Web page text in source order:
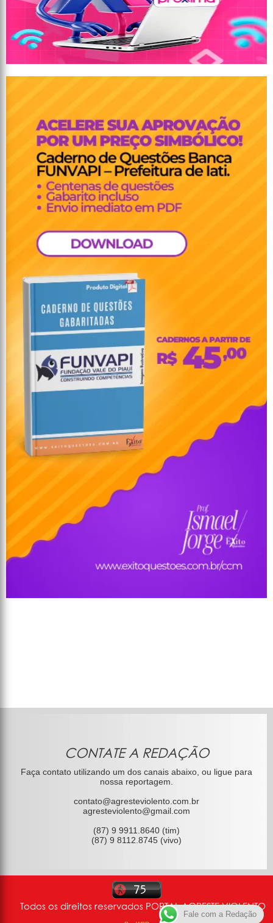
CONTATE A REDAÇÃO
Faça contato utilizando um dos canais abaixo, ou ligue para
nossa reportagem.
contato@agresteviolento.com.br
agresteviolento@gmail.com
(87) 9 9911.8640 (tim)
(87) 9 8112.8745 (vivo)
Todos os direitos reservados PORTAL AGRESTE VIOLENTO
Fale com a Redação